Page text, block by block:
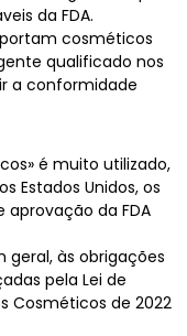
da FDA.
cosméticos
qualificado nos
a conformidade
é muito utilizado,
Estados Unidos, os
da FDA
geral, às obrigações
pela Lei de
Cosméticos de 2022